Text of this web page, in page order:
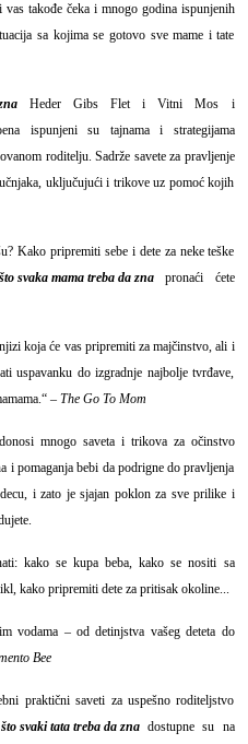
takođe čeka i mnogo godina ispunjenih
sa kojima se gotovo sve mame i tate
Heder Gibs Flet i Vitni Mos
i
ispunjeni su tajnama i strategijama
roditelju. Sadrže savete za pravljenje
uključujući i trikove uz pomoć kojih
Kako pripremiti sebe i dete za neke teške
svaka mama treba da zna
pronaći ćete
koja će vas pripremiti za majčinstvo, ali i
uspavanku do izgradnje najbolje tvrđave,
– The Go To Mom
donosi mnogo saveta i trikova za očinstvo
i pomaganja bebi da podrigne do pravljenja
i zato je sjajan poklon za sve prilike i
kako se kupa beba, kako se nositi sa
kako pripremiti dete za pritisak okoline...
vodama – od detinjstva vašeg deteta do
Bee
praktični saveti za uspešno roditeljstvo
svaki tata treba da zna dostupne su na